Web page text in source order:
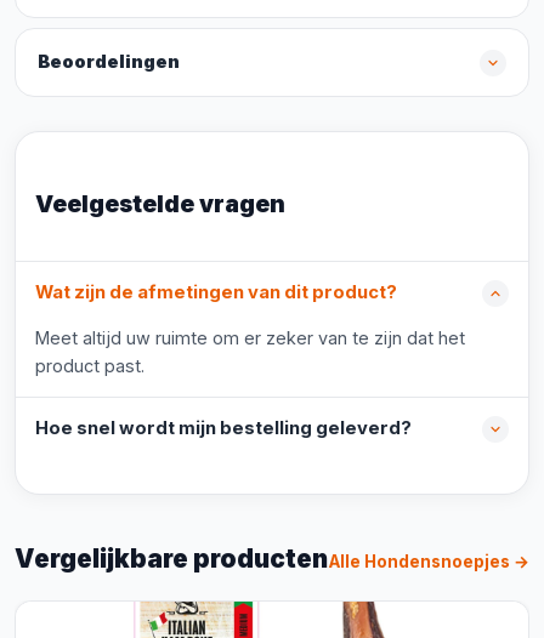
Beoordelingen
Veelgestelde vragen
Wat zijn de afmetingen van dit product?
Meet altijd uw ruimte om er zeker van te zijn dat het
product past.
Hoe snel wordt mijn bestelling geleverd?
Vergelijkbare productenAlle Hondensnoepjes →